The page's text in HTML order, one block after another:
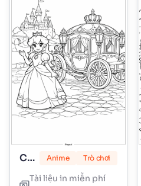
Công chúa Peach Anime Trò chơi
Tài liệu in miễn phí